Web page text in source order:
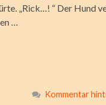
„Rick…! “ Der Hund
…
Kommentar